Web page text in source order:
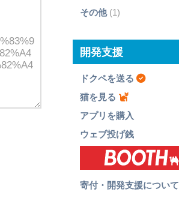
その他(1)
開発支援
ドクペを送る
猫を見る
アプリを購入
ウェブ投げ銭
寄付・開発支援について